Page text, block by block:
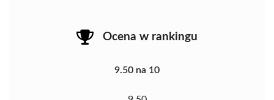
Ocena w rankingu
9.50 na 10